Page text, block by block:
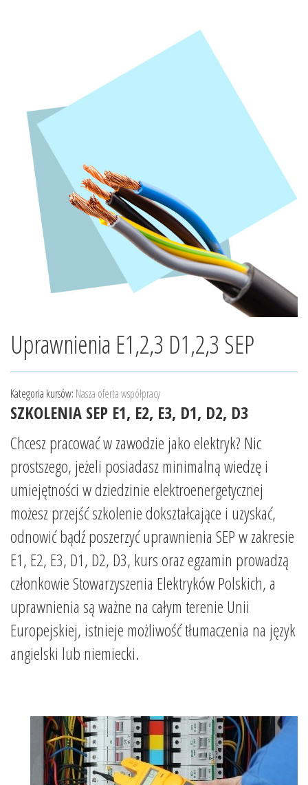
Uprawnienia E1,2,3 D1,2,3 SEP
Kategoria kursów: Nasza oferta współpracy
SZKOLENIA SEP E1, E2, E3, D1, D2, D3
Chcesz pracować w zawodzie jako elektryk? Nic
prostszego, jeżeli posiadasz minimalną wiedzę i
umiejętności w dziedzinie elektroenergetycznej
możesz przejść szkolenie dokształcające i uzyskać,
odnowić bądź poszerzyć uprawnienia SEP w zakresie
E1, E2, E3, D1, D2, D3, kurs oraz egzamin prowadzą
członkowie Stowarzyszenia Elektryków Polskich, a
uprawnienia są ważne na całym terenie Unii
Europejskiej, istnieje możliwość tłumaczenia na język
angielski lub niemiecki.